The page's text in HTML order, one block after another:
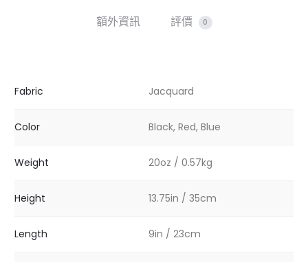
額外資訊 評價 0
Fabric Jacquard
Color Black, Red, Blue
Weight 20oz / 0.57kg
Height 13.75in / 35cm
Length 9in / 23cm